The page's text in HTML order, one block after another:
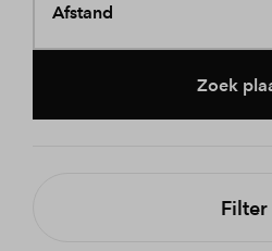
Afstand
Zoek
Filter